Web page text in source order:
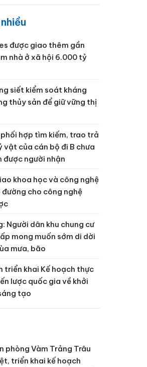
được giao thêm gần
nhà ở xã hội 6.000 tỷ
siết kiểm soát kháng
thủy sản để giữ vững thị
hợp tìm kiếm, trao trả
vật của cán bộ đi B chưa
được người nhận
khoa học và công nghệ
đường cho công nghệ
Người dân khu chung cư
mong muốn sớm di dời
mưa, bão
triển khai Kế hoạch thực
lược quốc gia về khởi
tạo
phòng Vàm Trảng Trâu
triển khai kế hoạch